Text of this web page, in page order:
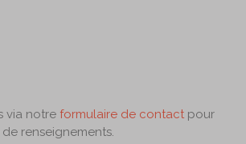
via notre formulaire de contact pour
renseignements.